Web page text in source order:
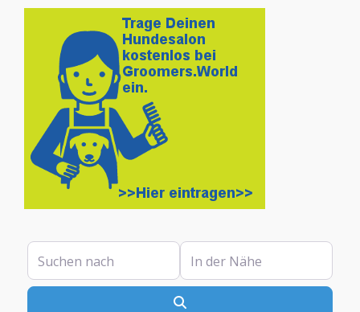
begleitende Musiktherapie und
Wellnessmassage für Hunde an,
Suchen nach In der Nähe